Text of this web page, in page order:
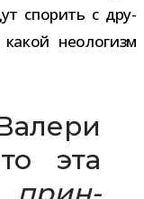
спо­рить с дру­
нео­ло­гизм
эта